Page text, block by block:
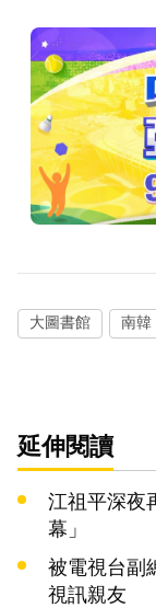
大圖書館 南韓
延伸閱讀
江祖平深夜
幕」
被電視台副
視訊親友